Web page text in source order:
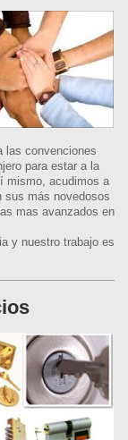
las convenciones
para estar a la
mismo, acudimos a
sus más novedosos
mas avanzados en
y nuestro trabajo es